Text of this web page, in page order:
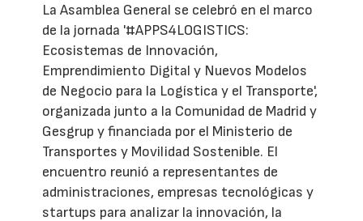
La Asamblea General se celebró en el marco
de la jornada '#APPS4LOGISTICS:
Ecosistemas de Innovación,
Emprendimiento Digital y Nuevos Modelos
de Negocio para la Logística y el Transporte',
organizada junto a la Comunidad de Madrid y
Gesgrup y financiada por el Ministerio de
Transportes y Movilidad Sostenible. El
encuentro reunió a representantes de
administraciones, empresas tecnológicas y
startups para analizar la innovación, la